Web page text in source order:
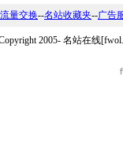
流量交换--名站收藏夹--广告
2005- 名站在线